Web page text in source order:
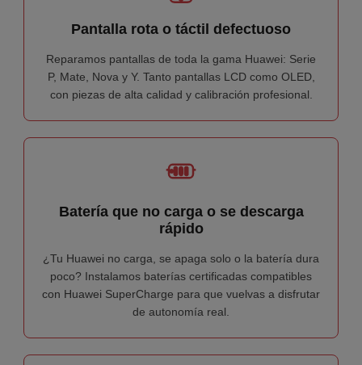
Pantalla rota o táctil defectuoso
Reparamos pantallas de toda la gama Huawei: Serie
P, Mate, Nova y Y. Tanto pantallas LCD como OLED,
con piezas de alta calidad y calibración profesional.
Batería que no carga o se descarga
rápido
¿Tu Huawei no carga, se apaga solo o la batería dura
poco? Instalamos baterías certificadas compatibles
con Huawei SuperCharge para que vuelvas a disfrutar
de autonomía real.